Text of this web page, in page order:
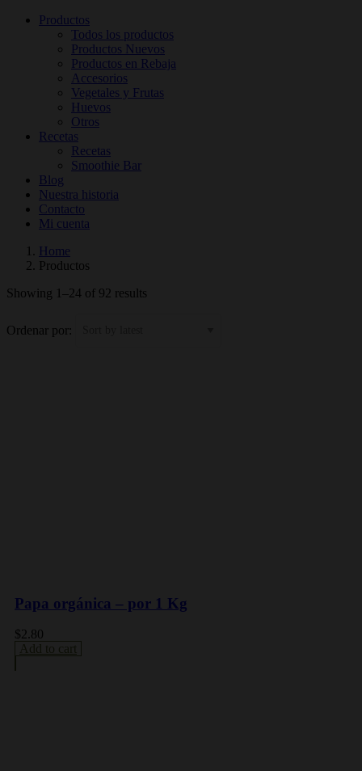
Productos
Todos los productos
Productos Nuevos
Productos en Rebaja
Accesorios
Vegetales y Frutas
Huevos
Otros
Recetas
Recetas
Smoothie Bar
Blog
Nuestra historia
Contacto
Mi cuenta
Home
Productos
Showing 1–24 of 92 results
Ordenar por:
Papa orgánica – por 1 Kg
$2.80
Add to cart